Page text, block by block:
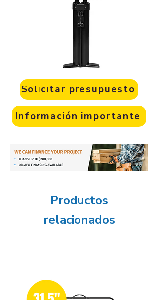
Solicitar presupuesto
Información importante
Productos
relacionados